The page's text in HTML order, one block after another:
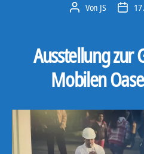
Beitragsautor
Von JS
Ausstellung zur
Mobilen